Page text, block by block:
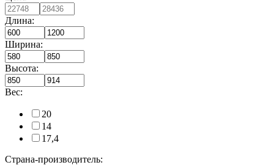
Длина:
Ширина:
Высота:
Вес:
20
14
17,4
Страна-производитель: